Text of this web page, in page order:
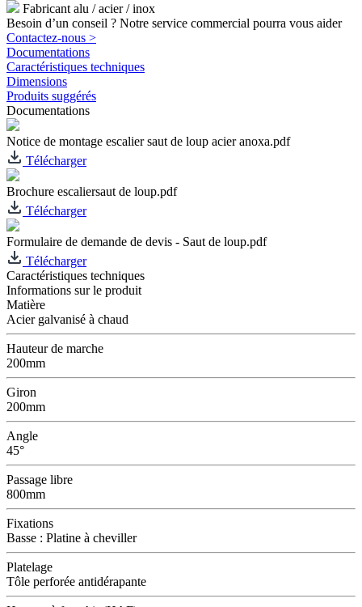
Fabricant alu / acier / inox
Besoin d’un conseil ? Notre service commercial pourra vous aider
Contactez-nous >
Documentations
Caractéristiques techniques
Dimensions
Produits suggérés
Documentations
Notice de montage escalier saut de loup acier anoxa.pdf
Télécharger
Brochure escaliersaut de loup.pdf
Télécharger
Formulaire de demande de devis - Saut de loup.pdf
Télécharger
Caractéristiques techniques
Informations sur le produit
Matière
Acier galvanisé à chaud
Hauteur de marche
200mm
Giron
200mm
Angle
45°
Passage libre
800mm
Fixations
Basse : Platine à cheviller
Platelage
Tôle perforée antidérapante